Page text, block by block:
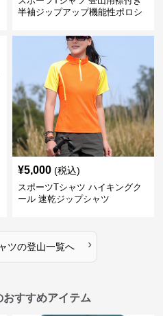
半袖ジップアップ機能性ポロシ
¥5,000 (税込)
スポーツTシャツ ハイキングク
ール 速乾ジップシャツ
ツの登山一覧へ ›
すすめアイテム